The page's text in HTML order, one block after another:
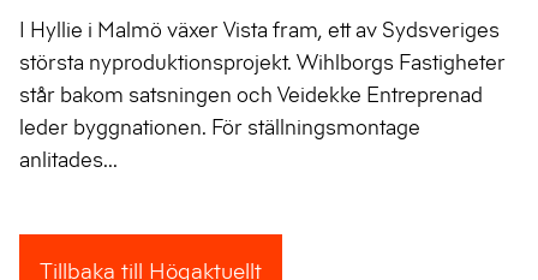
I Hyllie i Malmö växer Vista fram, ett av Sydsveriges
största nyproduktionsprojekt. Wihlborgs Fastigheter
står bakom satsningen och Veidekke Entreprenad
leder byggnationen. För ställningsmontage
anlitades...
Tillbaka till Högaktuellt